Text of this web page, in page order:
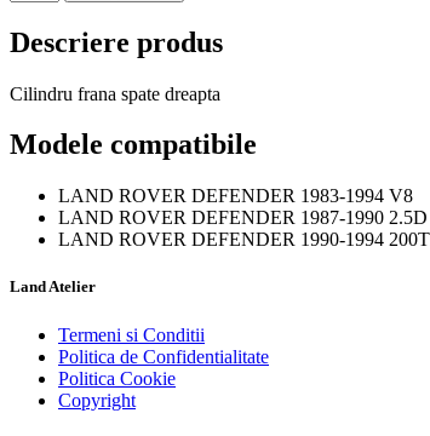
Descriere produs
Cilindru frana spate dreapta
Modele compatibile
LAND ROVER DEFENDER 1983-1994 V8
LAND ROVER DEFENDER 1987-1990 2.5D
LAND ROVER DEFENDER 1990-1994
Land Atelier
Termeni si Conditii
Politica de Confidentialitate
Politica Cookie
Copyright